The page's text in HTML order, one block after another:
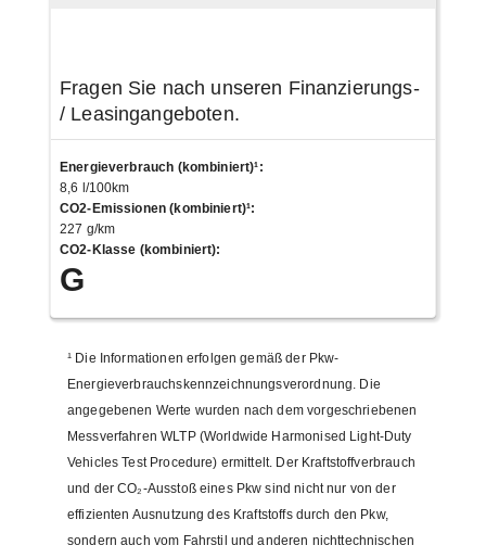
Fragen Sie nach unseren Finanzierungs-
/ Leasingangeboten.
Energieverbrauch (kombiniert)¹:
8,6 l/100km
CO2-Emissionen (kombiniert)¹:
227 g/km
CO2-Klasse (kombiniert):
G
¹ Die Informationen erfolgen gemäß der Pkw-
Energieverbrauchskennzeichnungsverordnung. Die
angegebenen Werte wurden nach dem vorgeschriebenen
Messverfahren WLTP (Worldwide Harmonised Light-Duty
Vehicles Test Procedure) ermittelt. Der Kraftstoffverbrauch
und der CO₂-Ausstoß eines Pkw sind nicht nur von der
effizienten Ausnutzung des Kraftstoffs durch den Pkw,
sondern auch vom Fahrstil und anderen nichttechnischen